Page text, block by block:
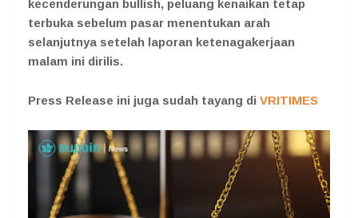
kecenderungan bullish, peluang kenaikan tetap
terbuka sebelum pasar menentukan arah
selanjutnya setelah laporan ketenagakerjaan
malam ini dirilis.
Press Release ini juga sudah tayang di VRITIMES